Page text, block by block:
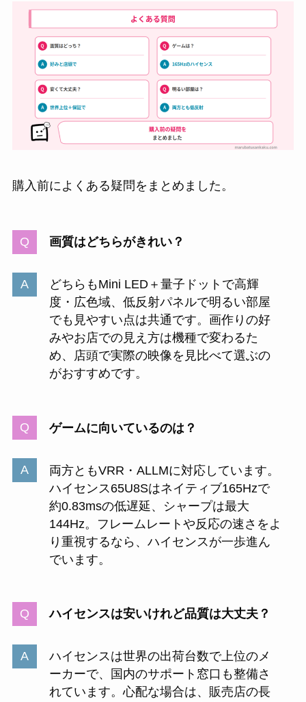
購入前によくある疑問をまとめました。
画質はどちらがきれい？
どちらもMini LED＋量子ドットで高輝
度・広色域、低反射パネルで明るい部屋
でも見やすい点は共通です。画作りの好
みやお店での見え方は機種で変わるた
め、店頭で実際の映像を見比べて選ぶの
がおすすめです。
ゲームに向いているのは？
両方ともVRR・ALLMに対応しています。
ハイセンス65U8Sはネイティブ165Hzで
約0.83msの低遅延、シャープは最大
144Hz。フレームレートや反応の速さをよ
り重視するなら、ハイセンスが一歩進ん
でいます。
ハイセンスは安いけれど品質は大丈夫？
ハイセンスは世界の出荷台数で上位のメ
ーカーで、国内のサポート窓口も整備さ
れています。心配な場合は、販売店の長